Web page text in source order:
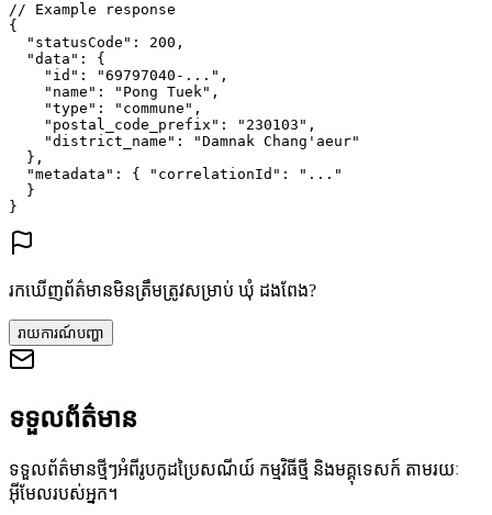
// Example response
{
"statusCode" : 200 ,
"data" : {
"id" : "69797040-..." ,
"name" : "Pong Tuek" ,
"type" : "commune" ,
"postal_code_prefix" : "230103" ,
"district_name" :
"Damnak Chang'aeur"
},
"metadata" : { "correlationId" :
"..."
}
}
រកឃើញព័ត៌មានមិនត្រឹមត្រូវសម្រាប់ ឃុំ ដងពែង?
រាយការណ៍បញ្ហា
ទទួលព័ត៌មាន
ទទួលព័ត៌មានថ្មីៗអំពីរូបកូដប្រៃសណីយ៍ កម្មវិធីថ្មី និងមគ្គុទេសក៍ តាមរយៈ
អ៊ីមែលរបស់អ្នក។